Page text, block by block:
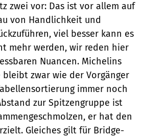
zwei vor: Das ist vor allem auf
von Handlichkeit und
viel besser kann es
mehr werden, wir reden hier
Nuancen. Michelins
bleibt zwar wie der Vorgänger
immer noch
zur Spitzengruppe ist
er hat den
Gleiches gilt für Bridge­